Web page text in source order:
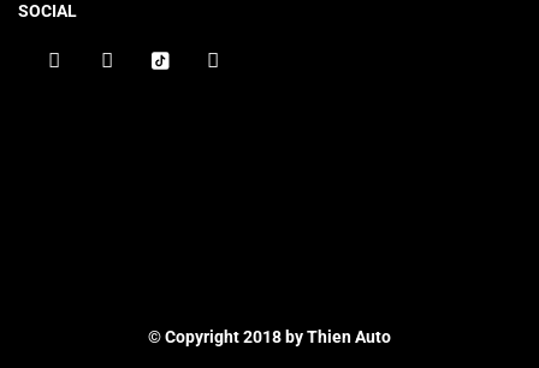
SOCIAL
© Copyright 2018 by Thien Auto